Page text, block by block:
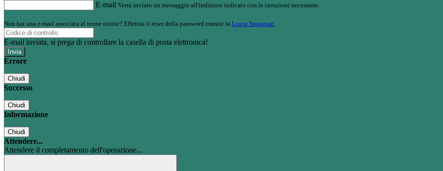
E-mail Verrà inviato un messaggio all'indirizzo indicato con le istruzioni necessarie.
Non hai una e-mail associata al nome utente? Effettua il reset della password tramite la Login Spaggiari
E-mail inviata, si prega di controllare la casella di posta elettronica!
Errore
Chiudi
Successo
Chiudi
Informazione
Chiudi
Attendere...
Attendere il completamento dell'operazione...